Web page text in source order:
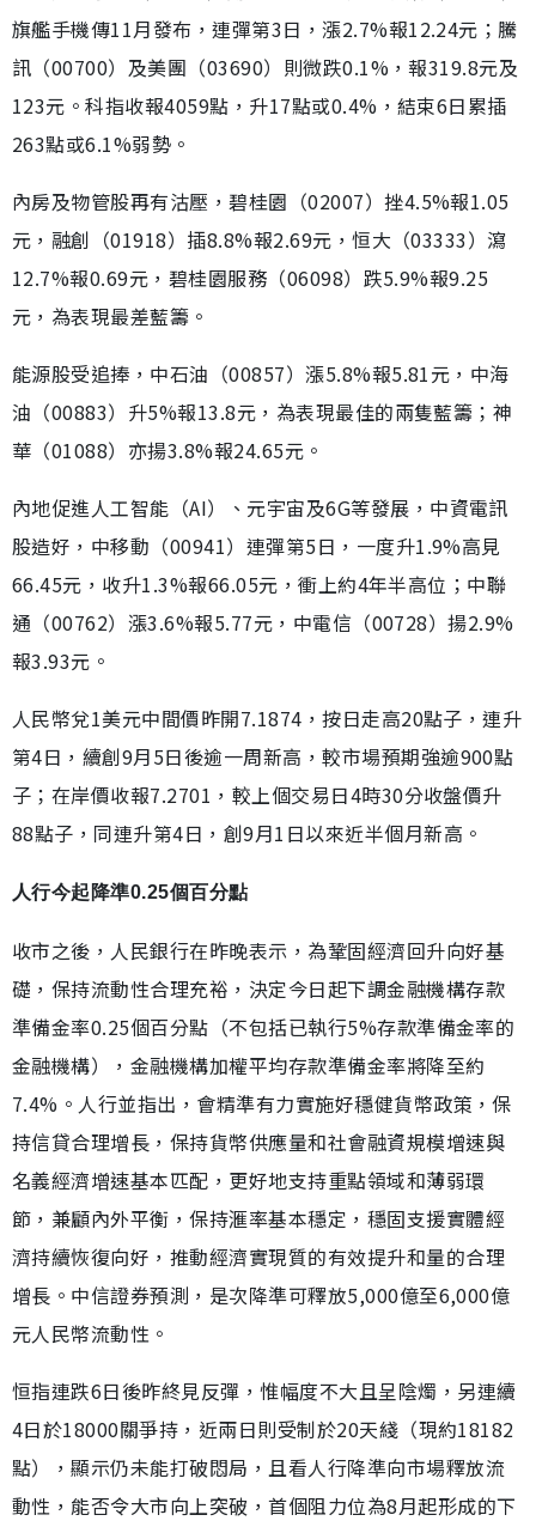
旗艦手機傳11月發布，連彈第3日，漲2.7%報12.24元；騰
訊（00700）及美團（03690）則微跌0.1%，報319.8元及
123元。科指收報4059點，升17點或0.4%，結束6日累插
263點或6.1%弱勢。
內房及物管股再有沽壓，碧桂園（02007）挫4.5%報1.05
元，融創（01918）插8.8%報2.69元，恒大（03333）瀉
12.7%報0.69元，碧桂園服務（06098）跌5.9%報9.25
元，為表現最差藍籌。
能源股受追捧，中石油（00857）漲5.8%報5.81元，中海
油（00883）升5%報13.8元，為表現最佳的兩隻藍籌；神
華（01088）亦揚3.8%報24.65元。
內地促進人工智能（AI）、元宇宙及6G等發展，中資電訊
股造好，中移動（00941）連彈第5日，一度升1.9%高見
66.45元，收升1.3%報66.05元，衝上約4年半高位；中聯
通（00762）漲3.6%報5.77元，中電信（00728）揚2.9%
報3.93元。
人民幣兌1美元中間價昨開7.1874，按日走高20點子，連升
第4日，續創9月5日後逾一周新高，較市場預期強逾900點
子；在岸價收報7.2701，較上個交易日4時30分收盤價升
88點子，同連升第4日，創9月1日以來近半個月新高。
人行今起降準0.25個百分點
收市之後，人民銀行在昨晚表示，為鞏固經濟回升向好基
礎，保持流動性合理充裕，決定今日起下調金融機構存款
準備金率0.25個百分點（不包括已執行5%存款準備金率的
金融機構），金融機構加權平均存款準備金率將降至約
7.4%。人行並指出，會精準有力實施好穩健貨幣政策，保
持信貸合理增長，保持貨幣供應量和社會融資規模增速與
名義經濟增速基本匹配，更好地支持重點領域和薄弱環
節，兼顧內外平衡，保持滙率基本穩定，穩固支援實體經
濟持續恢復向好，推動經濟實現質的有效提升和量的合理
增長。中信證券預測，是次降準可釋放5,000億至6,000億
元人民幣流動性。
恒指連跌6日後昨終見反彈，惟幅度不大且呈陰燭，另連續
4日於18000關爭持，近兩日則受制於20天綫（現約18182
點），顯示仍未能打破悶局，且看人行降準向市場釋放流
動性，能否令大市向上突破，首個阻力位為8月起形成的下